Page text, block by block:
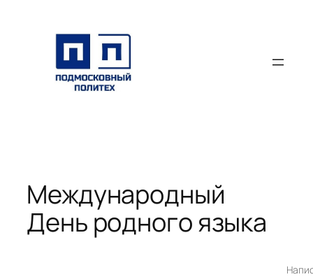
содержимому
Международный
День родного языка